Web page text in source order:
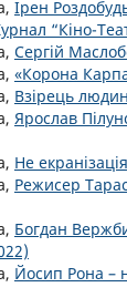
Ірен
“Кіно-
Сергій
«Корона
Взірець
Ярослав
Не
Режисер
Богдан
Йосип Рона –